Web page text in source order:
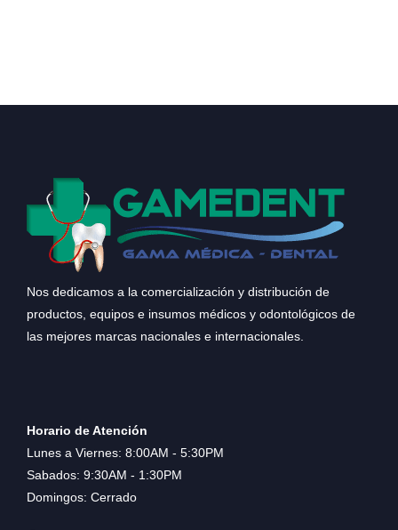
Nos dedicamos a la comercialización y distribución de
productos, equipos e insumos médicos y odontológicos de
las mejores marcas nacionales e internacionales.
Horario de Atención
Lunes a Viernes: 8:00AM - 5:30PM
Sabados: 9:30AM - 1:30PM
Domingos: Cerrado